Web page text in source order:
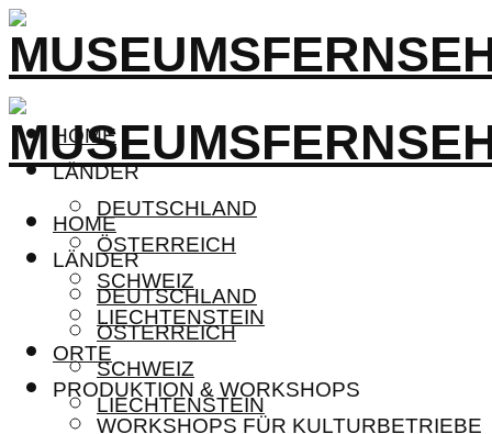
HOME
LÄNDER
DEUTSCHLAND
ÖSTERREICH
SCHWEIZ
LIECHTENSTEIN
ORTE
PRODUKTION & WORKSHOPS
WORKSHOPS FÜR KULTURBETRIEBE
HOME
LÄNDER
DEUTSCHLAND
ÖSTERREICH
SCHWEIZ
LIECHTENSTEIN